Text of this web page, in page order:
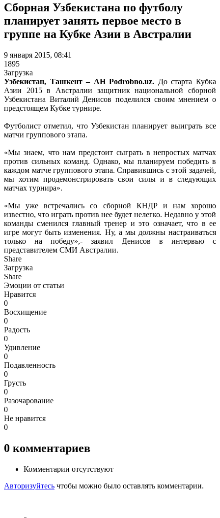
Сборная Узбекистана по футболу
планирует занять первое место в
группе на Кубке Азии в Австралии
9 января 2015, 08:41
1895
Загрузка
Узбекистан, Ташкент – АН Podrobno.uz. До старта Кубка
Азии 2015 в Австралии защитник национальной сборной
Узбекистана Виталий Денисов поделился своим мнением о
предстоящем Кубке турнире.
Футболист отметил, что Узбекистан планирует выиграть все
матчи группового этапа.
«Мы знаем, что нам предстоит сыграть в непростых матчах
против сильных команд. Однако, мы планируем победить в
каждом матче группового этапа. Справившись с этой задачей,
мы хотим продемонстрировать свои силы и в следующих
матчах турнира».
«Мы уже встречались со сборной КНДР и нам хорошо
известно, что играть против нее будет нелегко. Недавно у этой
команды сменился главный тренер и это означает, что в ее
игре могут быть изменения. Ну, а мы должны настраиваться
только на победу»,- заявил Денисов в интервью с
представителем СМИ Австралии.
Share
Загрузка
Share
Эмоции от статьи
Нравится
0
Восхищение
0
Радость
0
Удивление
0
Подавленность
0
Грусть
0
Разочарование
0
Не нравится
0
0 комментариев
Комментарии отсутствуют
Авторизуйтесь чтобы можно было оставлять комментарии.